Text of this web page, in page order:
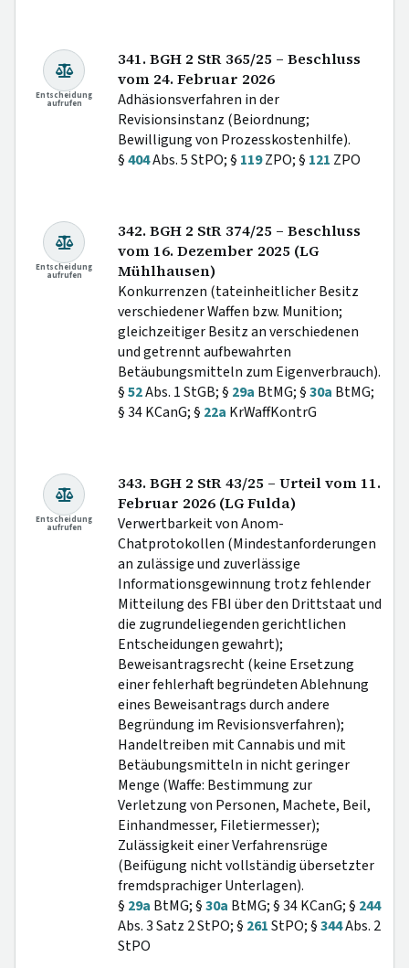
Entscheidung
aufrufen
341. BGH 2 StR 365/25 – Beschluss
vom 24. Februar 2026
Adhäsionsverfahren in der
Revisionsinstanz (Beiordnung;
Bewilligung von Prozesskostenhilfe).
§404Abs. 5 StPO; § 119ZPO; § 121 ZPO
Entscheidung
aufrufen
342. BGH 2 StR 374/25 – Beschluss
vom 16. Dezember 2025 (LG
Mühlhausen)
Konkurrenzen (tateinheitlicher Besitz
verschiedener Waffen bzw. Munition;
gleichzeitiger Besitz an verschiedenen
und getrennt aufbewahrten
Betäubungsmitteln zum Eigenverbrauch).
§52Abs. 1 StGB; § 29a BtMG; §30a BtMG;
§ 34 KCanG; § 22a KrWaffKontrG
Entscheidung
aufrufen
343. BGH 2 StR 43/25 – Urteil vom 11.
Februar 2026 (LG Fulda)
Verwertbarkeit von Anom-
Chatprotokollen (Mindestanforderungen
an zulässige und zuverlässige
Informationsgewinnung trotz fehlender
Mitteilung des FBI über den Drittstaat und
die zugrundeliegenden gerichtlichen
Entscheidungen gewahrt);
Beweisantragsrecht (keine Ersetzung
einer fehlerhaft begründeten Ablehnung
eines Beweisantrags durch andere
Begründung im Revisionsverfahren);
Handeltreiben mit Cannabis und mit
Betäubungsmitteln in nicht geringer
Menge (Waffe: Bestimmung zur
Verletzung von Personen, Machete, Beil,
Einhandmesser, Filetiermesser);
Zulässigkeit einer Verfahrensrüge
(Beifügung nicht vollständig übersetzter
fremdsprachiger Unterlagen).
§ 29a BtMG; §30a BtMG; § 34 KCanG; § 244
Abs. 3 Satz 2 StPO; § 261StPO; §344Abs. 2
StPO